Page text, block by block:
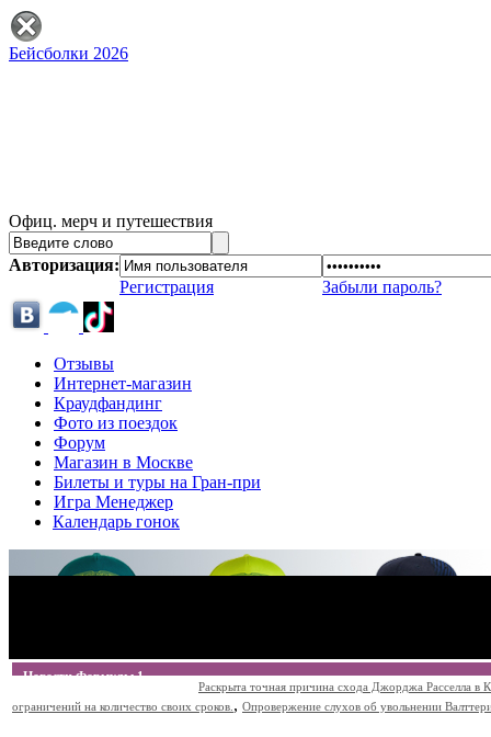
Бейсболки 2026
Офиц. мерч и путешествия
Авторизация:
Регистрация
Забыли пароль?
Отзывы
Интернет-магазин
Краудфандинг
Фото из поездок
Форум
Магазин в Москве
Билеты и туры на Гран-при
Игра Менеджер
Календарь гонок
Новости Формулы 1
Раскрыта точная причина схода Джорджа Расселла в
ограничений на количество своих сроков. , Опровержение слухов об увольнении